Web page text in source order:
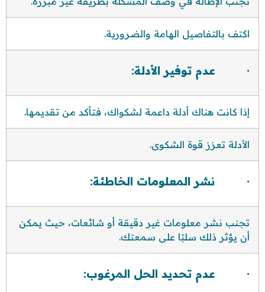
اكتف بالتفاصيل الهامة والضرورية.
· عدم توفير الأدلة:
إذا كانت هناك أدلة داعمة لشكواك، فتأكد من تقديمها.
الأدلة تعزز قوة الشكوى.
· نشر المعلومات الخاطئة:
تجنب نشر معلومات غير دقيقة أو شائعات، حيث يمكن
أن يؤثر ذلك سلبًا على سمعتك.
· عدم تحديد الحل المرغوب: